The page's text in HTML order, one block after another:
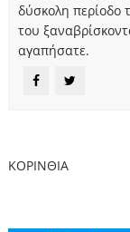
δύσκολη περίοδο
του
αγαπήσατε.
ΚΟΡΙΝΘΙΑ